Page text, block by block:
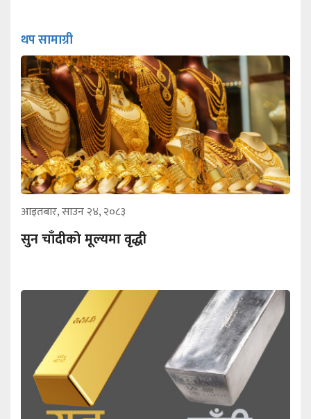
थप सामाग्री
आइतबार, साउन २४, २०८३
सुन चाँदीको मूल्यमा वृद्धी